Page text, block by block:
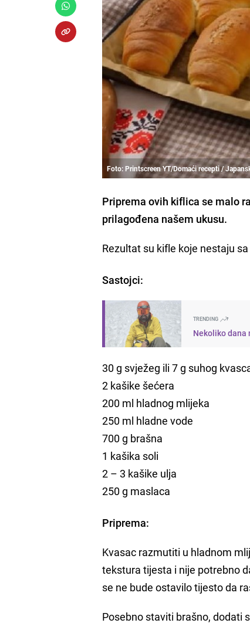
Foto: Printscreen YT/Domaći recepti /
Priprema ovih kiflica se malo
prilagođena našem ukusu.
Rezultat su kifle koje nestaju
Sastojci:
TRENDING
Nekoliko dana
30 g svježeg ili 7 g suhog
2 kašike šećera
200 ml hladnog mlijeka
250 ml hladne vode
700 g brašna
1 kašika soli
2 – 3 kašike ulja
250 g maslaca
Priprema:
Kvasac razmutiti u hladnom
tekstura tijesta i nije potrebno
se ne bude ostavilo tijesto da
Posebno staviti brašno, dodati